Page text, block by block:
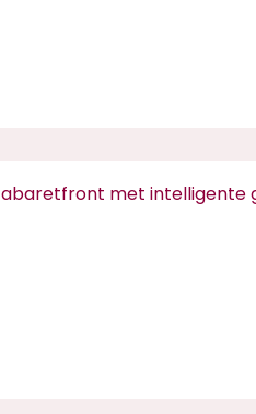
met intelligente